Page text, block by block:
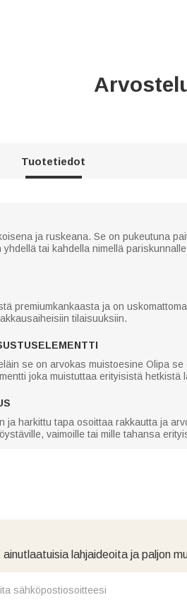
Tuotetiedot
ja ruskeana. Se on pukeutuna
tai kahdella nimellä
premiumkankaasta ja on
tilaisuuksiin.
se on arvokas muistoesine Olipa
joka muistuttaa erityisistä hetkistä
ja harkittu tapa osoittaa rakkautta ja
vaimoille tai mille tahansa
ainutlaatuisia lahjaideoita ja paljon